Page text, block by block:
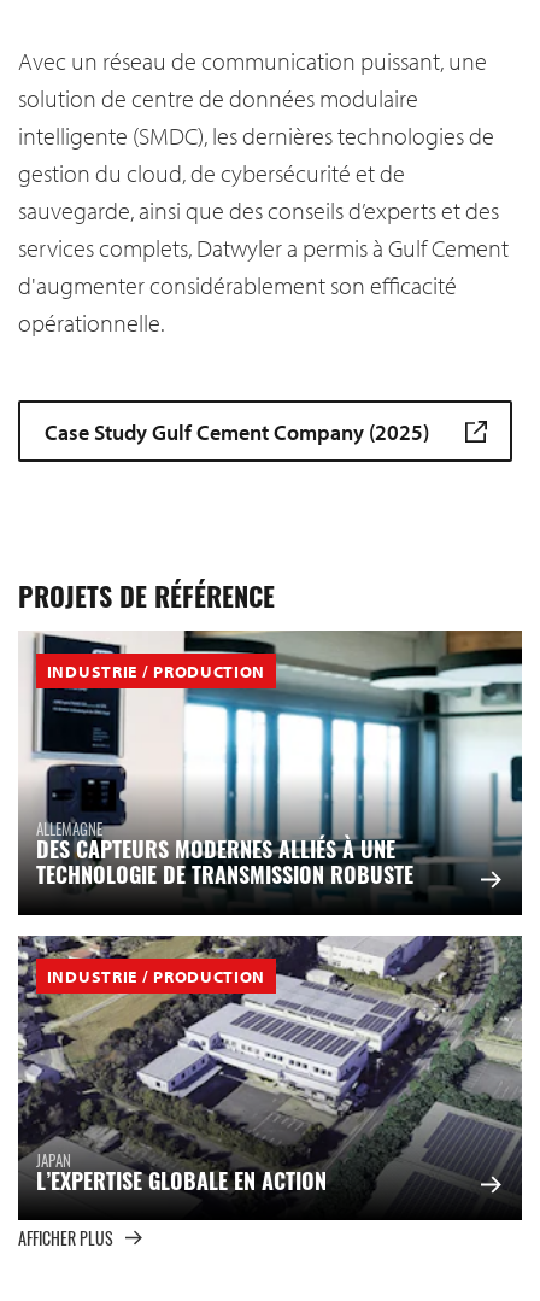
Avec un réseau de communication puissant, une
solution de centre de données modulaire
intelligente (SMDC), les dernières technologies de
gestion du cloud, de cybersécurité et de
sauvegarde, ainsi que des conseils d’experts et des
services complets, Datwyler a permis à Gulf Cement
d'augmenter considérablement son efficacité
opérationnelle.
Case Study Gulf Cement Company (2025)
PROJETS DE RÉFÉRENCE
INDUSTRIE / PRODUCTION
ALLEMAGNE
DES CAPTEURS MODERNES ALLIÉS À UNE
TECHNOLOGIE DE TRANSMISSION ROBUSTE
INDUSTRIE / PRODUCTION
JAPAN
L’EXPERTISE GLOBALE EN ACTION
AFFICHER PLUS